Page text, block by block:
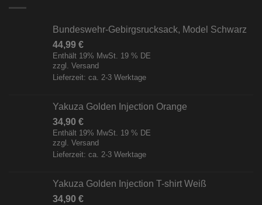
Bundeswehr-Gebirgsrucksack, Model Schwarz
44,99 €
Enthält 19% MwSt. 19 % DE
zzgl. Versand
Lieferzeit: ca. 2-3 Werktage
Yakuza Golden Injection Orange
34,90 €
Enthält 19% MwSt. 19 % DE
zzgl. Versand
Lieferzeit: ca. 2-3 Werktage
Yakuza Golden Injection T-shirt Weiß
34,90 €